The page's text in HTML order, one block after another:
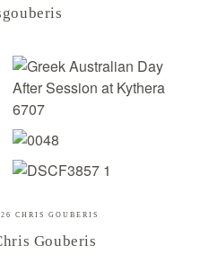
CHRIS GOUBERIS
Gouberis